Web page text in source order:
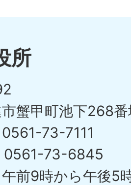
イ
目
の
ス
ラ
イ
ド
所
蟹甲町池下268
73-7111
0561-73-6845
前9時から午後5